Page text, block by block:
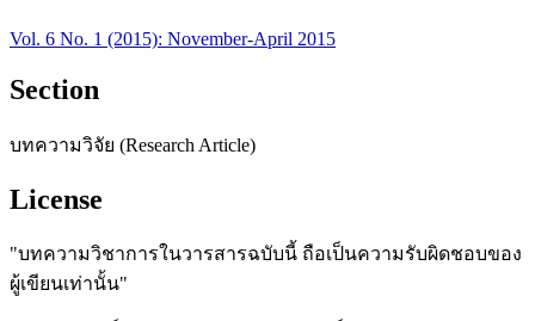
Vol. 6 No. 1 (2015): November-April 2015
Section
บทความวิจัย (Research Article)
License
"บทความวิชาการในวารสารฉบับนี้ ถือเป็นความรับผิดชอบของ
ผู้เขียนเท่านั้น"